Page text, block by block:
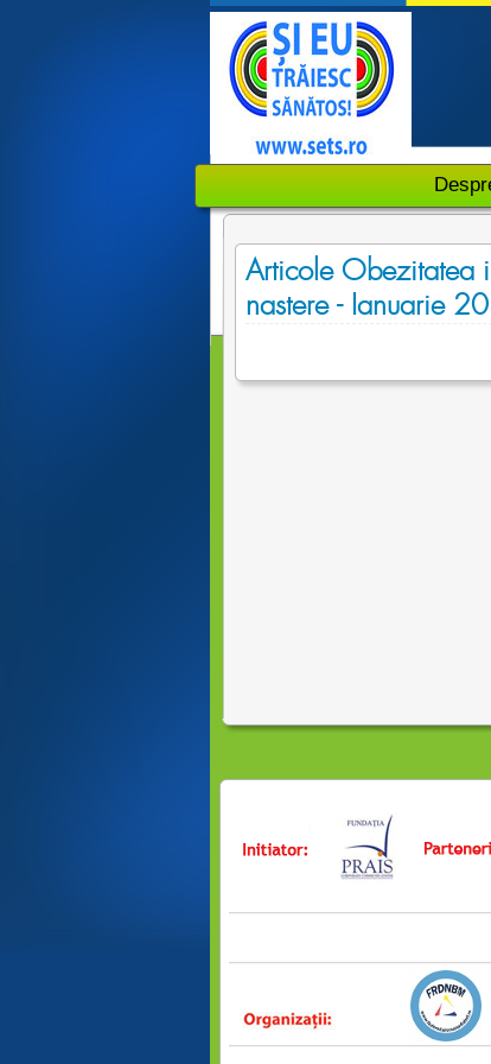
Articole Obezitatea
nastere - Ianuarie